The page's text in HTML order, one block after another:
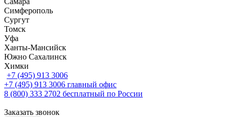
Симферополь
Сургут
Томск
Уфа
Ханты-Мансийск
Южно Сахалинск
Химки
+7 (495) 913 3006
+7 (495) 913 3006 главный офис
8 (800) 333 2702 бесплатный по России
Заказать звонок